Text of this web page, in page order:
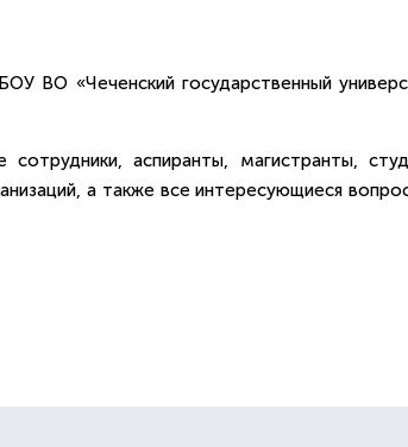
ВО «Чеченский государственный
сотрудники, аспиранты, магистранты,
а также все интересующиеся